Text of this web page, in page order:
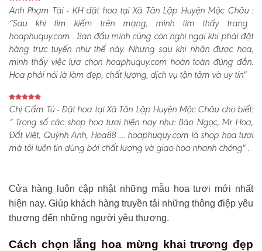
Anh Phạm Tài - KH đặt hoa tại Xã Tân Lập Huyện Mộc Châu :
“Sau khi tìm kiếm trên mạng, mình tìm thấy trang
hoaphuquy.com . Ban đầu mình cũng còn nghi ngại khi phải đặt
hàng trực tuyến như thế này. Nhưng sau khi nhận được hoa,
mình thấy việc lựa chọn hoaphuquy.com hoàn toàn đúng đắn.
Hoa phải nói là làm đẹp, chất lượng, dịch vụ tận tâm và uy tín"
Chị Cẩm Tú - Đặt hoa tại Xã Tân Lập Huyện Mộc Châu cho biết:
“ Trong số các shop hoa tươi hiện nay như: Bảo Ngọc, Mr Hoa,
Đất Việt, Quỳnh Anh, Hoa88 .... hoaphuquy.com là shop hoa tươi
mà tôi luôn tin dùng bởi chất lượng và giao hoa nhanh chóng" .
Cửa hàng luôn cập nhật những mẫu hoa tươi mới nhất
hiện nay. Giúp khách hàng truyền tải những thông điệp yêu
thương đến những người yêu thương.
Cách chọn lẵng hoa mừng khai trương đẹp